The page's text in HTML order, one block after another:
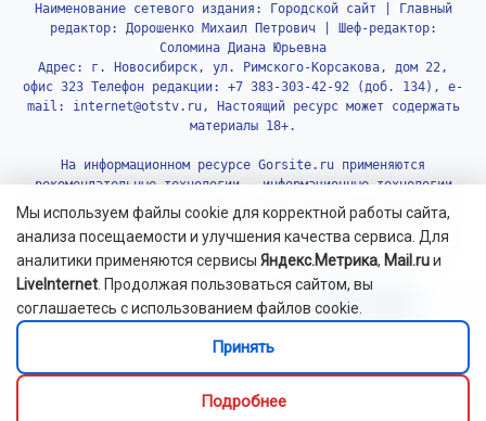
Мы используем файлы cookie для корректной работы сайта,
анализа посещаемости и улучшения качества сервиса. Для
аналитики применяются сервисы Яндекс.Метрика, Mail.ruи
LiveInternet . Продолжая пользоваться сайтом, вы
соглашаетесь с использованием файлов cookie.
Принять
Подробнее
Наименование сетевого издания: Городской сайт | Главный
редактор: Дорошенко Михаил Петрович | Шеф-редактор:
Соломина Диана Юрьевна
Адрес: г. Новосибирск, ул. Римского-Корсакова, дом 22,
офис 323 Телефон редакции: +7 383-303-42-92 (доб. 134), e-
mail: internet@otstv.ru, Настоящий ресурс может содержать
материалы 18+.
На информационном ресурсе Gorsite.ru применяются
рекомендательные технологии - информационные технологии
предоставления информации на основе сбора, систематизации
и анализа сведений, относящихся к предпочтениям
пользователей сети «Интернет», находящихся на территории
Российской Федерации.Подробнее.
© 2010-2026 Gorsite.ru